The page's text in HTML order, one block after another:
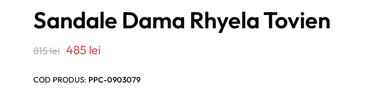
Sandale Dama Rhyela Tovien
815lei Prețul
485 leiPrețul
COD PRODUS: PPC-0903079